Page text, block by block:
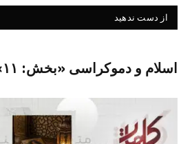
از دست ندهید
اسلام و دموکراسی «بخش: ۱۱»